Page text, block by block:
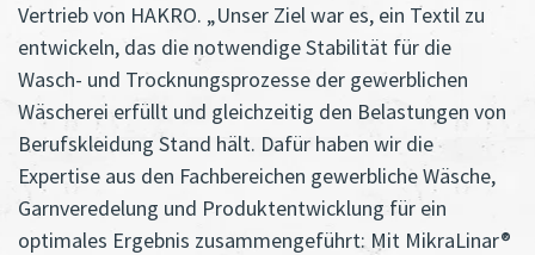
Vertrieb von HAKRO. „Unser Ziel war es, ein Textil zu
entwickeln, das die notwendige Stabilität für die
Wasch- und Trocknungsprozesse der gewerblichen
Wäscherei erfüllt und gleichzeitig den Belastungen von
Berufskleidung Stand hält. Dafür haben wir die
Expertise aus den Fachbereichen gewerbliche Wäsche,
Garnveredelung und Produktentwicklung für ein
optimales Ergebnis zusammengeführt: Mit MikraLinar®